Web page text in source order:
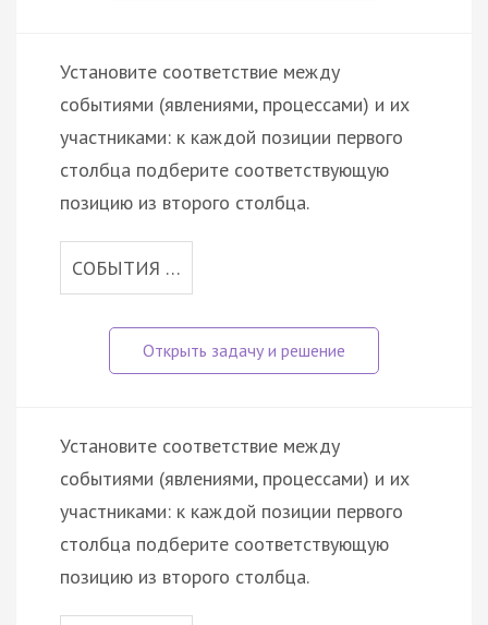
Установите соответствие между
событиями (явлениями, процессами) и их
участниками: к каждой позиции первого
столбца подберите соответствующую
позицию из второго столбца.
СОБЫТИЯ …
Установите соответствие между
событиями (явлениями, процессами) и их
участниками: к каждой позиции первого
столбца подберите соответствующую
позицию из второго столбца.